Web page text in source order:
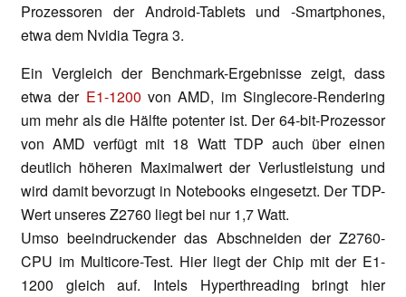
Prozessoren der Android-Tablets und -Smartphones,
etwa dem Nvidia Tegra 3.
Ein Vergleich der Benchmark-Ergebnisse zeigt, dass
etwa der E1-1200 von AMD, im Singlecore-Rendering
um mehr als die Hälfte potenter ist. Der 64-bit-Prozessor
von AMD verfügt mit 18 Watt TDP auch über einen
deutlich höheren Maximalwert der Verlustleistung und
wird damit bevorzugt in Notebooks eingesetzt. Der TDP-
Wert unseres Z2760 liegt bei nur 1,7 Watt.
Umso beeindruckender das Abschneiden der Z2760-
CPU im Multicore-Test. Hier liegt der Chip mit der E1-
1200 gleich auf. Intels Hyperthreading bringt hier